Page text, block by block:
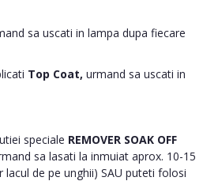
sa uscati in lampa dupa fiecare
Top Coat, urmand sa uscati in
speciale REMOVER SOAK OFF
sa lasati la inmuiat aprox. 10-15
de pe unghii) SAU puteti folosi